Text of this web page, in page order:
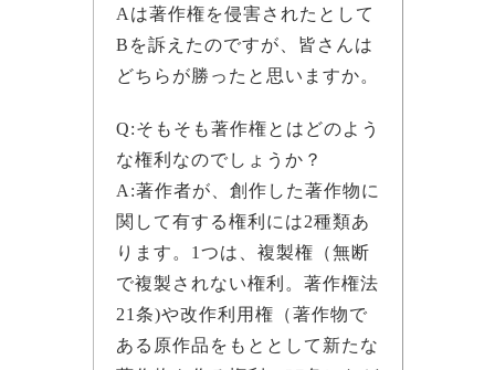
Aは著作権を侵害されたとして
Bを訴えたのですが、皆さんは
どちらが勝ったと思いますか。
Q:そもそも著作権とはどのよう
な権利なのでしょうか？
A:著作者が、創作した著作物に
関して有する権利には2種類あ
ります。1つは、複製権（無断
で複製されない権利。著作権法
21条)や改作利用権（著作物で
ある原作品をもととして新たな